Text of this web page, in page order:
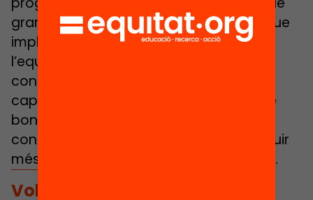
gran valor per connectar els territoris que
implementen l’eina i ja aposten per
l’equitat educativa. Aquest curs es
continuaran impulsant espais de
capacitació, de reflexió i d’intercanvi de
bones pràctiques que aportin
coneixement i noves idees per a construir
més actuacions municipals en clau 360.
Volem acompanyar territoris